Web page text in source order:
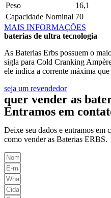
Peso
16,1
Capacidade Nominal 70
MAIS INFORMAÇÕES
baterias de ultra tecnologia
As Baterias Erbs possuem o
sigla para Cold Cranking
ele indica a corrente máxima
seja um revendedor
quer vender as
Entramos em
Deixe seu dados e entramos em
como vender as Baterias ERBS.